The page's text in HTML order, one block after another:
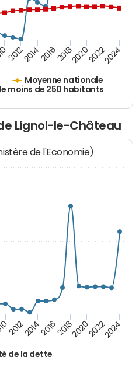
Moyenne nationale
moins de 250 habitants
2012201420162018202020222024
Lignol-le-Château
de l'Economie)
de la dette
2012201420162018202020222024